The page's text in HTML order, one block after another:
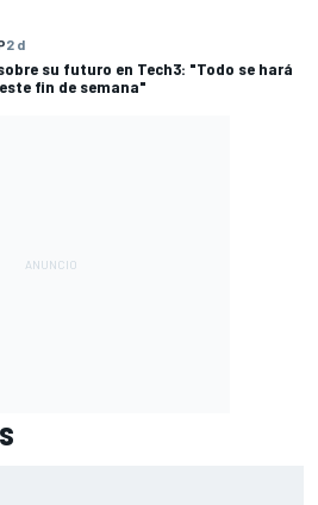
2 d
su futuro en Tech3: "Todo se hará
fin de semana"